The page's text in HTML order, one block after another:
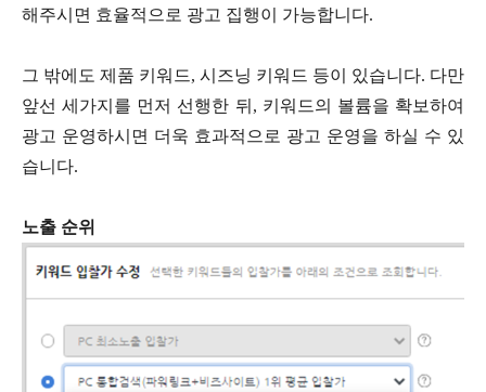
해주시면 효율적으로 광고 집행이 가능합니다.
그 밖에도 제품 키워드, 시즈닝 키워드 등이 있습니다. 다만
앞선 세가지를 먼저 선행한 뒤, 키워드의 볼륨을 확보하여
광고 운영하시면 더욱 효과적으로 광고 운영을 하실 수 있
습니다.
노출 순위